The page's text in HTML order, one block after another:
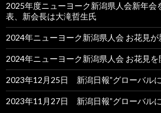
2025年度ニューヨーク新潟県人会新年会
表、新会長は大滝哲生氏
2024年ニューヨーク新潟県人会 お花見
2024年ニューヨーク新潟県人会 お花見を
2023年12月25日 新潟日報”グローバル
2023年11月27日 新潟日報”グローバル